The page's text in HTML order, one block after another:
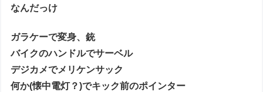
なんだっけ
ガラケーで変身、銃
バイクのハンドルでサーベル
デジカメでメリケンサック
何か(懐中電灯？)でキック前のポインター